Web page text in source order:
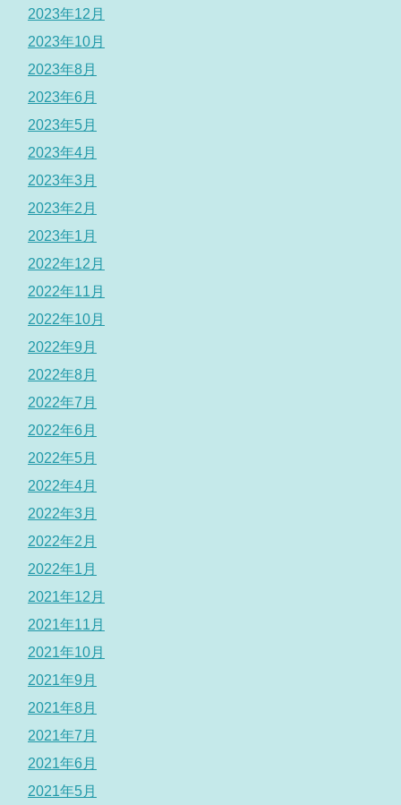
2023年12月
2023年10月
2023年8月
2023年6月
2023年5月
2023年4月
2023年3月
2023年2月
2023年1月
2022年12月
2022年11月
2022年10月
2022年9月
2022年8月
2022年7月
2022年6月
2022年5月
2022年4月
2022年3月
2022年2月
2022年1月
2021年12月
2021年11月
2021年10月
2021年9月
2021年8月
2021年7月
2021年6月
2021年5月